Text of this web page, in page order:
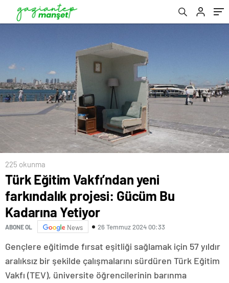
225 okunma
Türk Eğitim Vakfı’ndan yeni
farkındalık projesi: Gücüm Bu
Kadarına Yetiyor
ABONE OL News 26 Temmuz 2024 00:33
Gençlere eğitimde fırsat eşitliği sağlamak için 57 yıldır
aralıksız bir şekilde çalışmalarını sürdüren Türk Eğitim
Vakfı (TEV), üniversite öğrencilerinin barınma